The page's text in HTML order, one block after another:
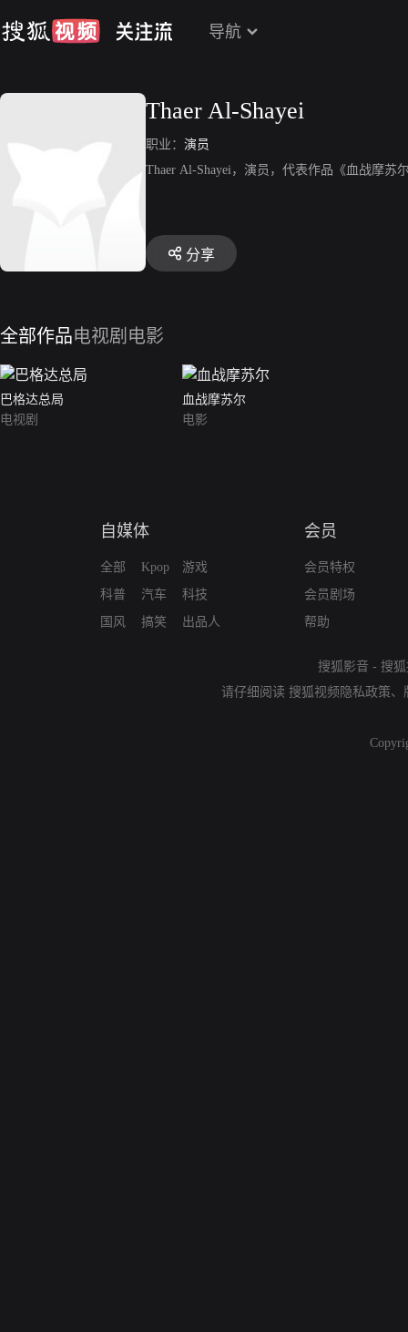
导航
Thaer Al-Shayei
职业： 演员
Thaer Al-Shayei，演员，代表作品《血战摩苏
分享
全部作品电视剧 电影
巴格达总局
电视剧
血战摩苏尔
电影
自媒体
全部
科普
国风
Kpop
汽车
搞笑
游戏
科技
出品人
会员
会员特权
会员剧场
帮助
搜狐影音 - 搜
请仔细阅读 搜狐视频隐私政策、